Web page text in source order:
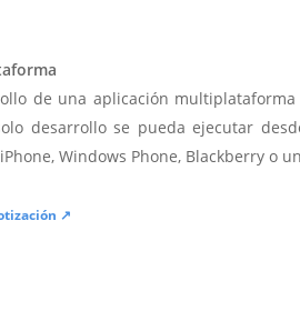
de una aplicación
desarrollo se pueda ejecutar
Windows Phone, Blackberry o
↗